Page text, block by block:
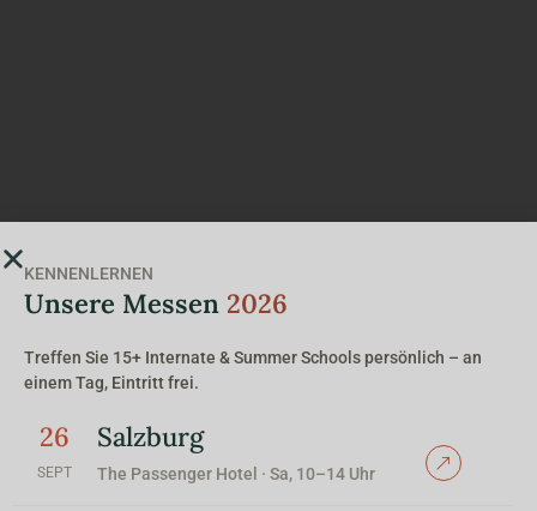
KENNENLERNEN
Unsere Messen 2026
Treffen Sie 15+ Internate & Summer Schools persönlich – an
einem Tag, Eintritt frei.
26
SEPT
Salzburg
The Passenger Hotel · Sa, 10–14 Uhr